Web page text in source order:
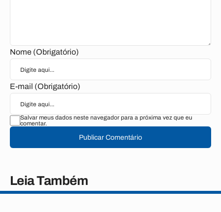
Nome (Obrigatório)
E-mail (Obrigatório)
Salvar meus dados neste navegador para a próxima vez que eu
comentar.
Publicar Comentário
Leia Também